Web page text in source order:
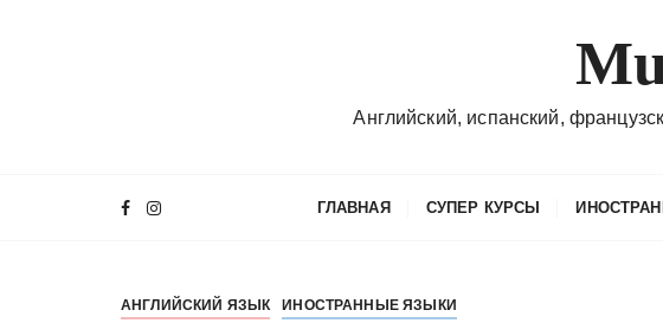
Английский, испанский,
ГЛАВНАЯ СУПЕР КУРСЫ
АНГЛИЙСКИЙ ЯЗЫК ИНОСТРАННЫЕ ЯЗЫКИ